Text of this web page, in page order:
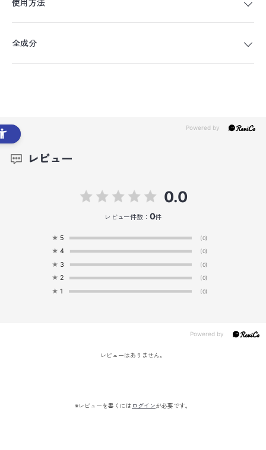
使用方法
全成分
レビュー
0.0
レビュー件数： 0件
★ 5 (0)
★ 4 (0)
★ 3 (0)
★ 2 (0)
★ 1 (0)
レビューはありません。
※レビューを書くには ログインが必要です。